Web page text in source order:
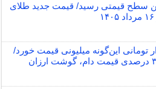
سطح قیمتی رسید/ قیمت جدید طلای
۴ هزار تومانی این‌گونه میلیونی قیمت خورد/
چرا با افت ۳۰ درصدی قیمت دام، گوشت ارزان